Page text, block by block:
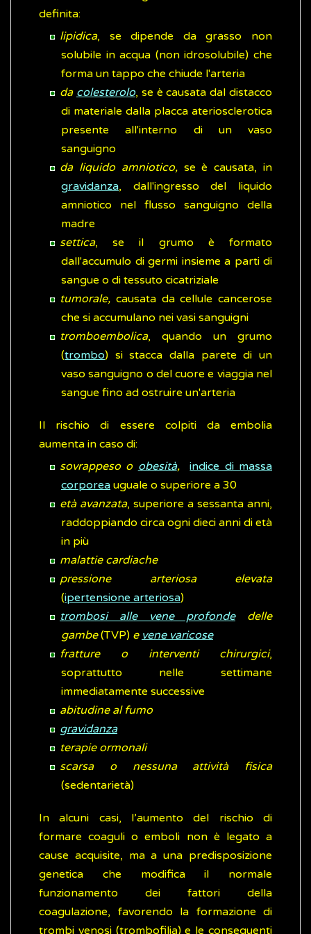
definita:
lipidica, se dipende da grasso non
solubile in acqua (non idrosolubile) che
forma un tappo che chiude l'arteria
da colesterolo, se è causata dal distacco
di materiale dalla placca ateriosclerotica
presente all'interno di un vaso
sanguigno
da liquido amniotico, se è causata, in
gravidanza, dall'ingresso del liquido
amniotico nel flusso sanguigno della
madre
settica, se il grumo è formato
dall'accumulo di germi insieme a parti di
sangue o di tessuto cicatriziale
tumorale, causata da cellule cancerose
che si accumulano nei vasi sanguigni
tromboembolica, quando un grumo
(trombo) si stacca dalla parete di un
vaso sanguigno o del cuore e viaggia nel
sangue fino ad ostruire un'arteria
Il rischio di essere colpiti da embolia
aumenta in caso di:
sovrappeso o obesità,
indice di massa
corporea uguale o superiore a 30
età avanzata, superiore a sessanta anni,
raddoppiando circa ogni dieci anni di età
in più
malattie cardiache
pressione arteriosa elevata
(ipertensione arteriosa)
trombosi alle vene profondedelle
gambe(TVP) e vene varicose
fratture o interventi chirurgici,
soprattutto nelle settimane
immediatamente successive
abitudine al fumo
gravidanza
terapie ormonali
scarsa o nessuna attività fisica
(sedentarietà)
In alcuni casi, l’aumento del rischio di
formare coaguli o emboli non è legato a
cause acquisite, ma a una predisposizione
genetica che modifica il normale
funzionamento dei fattori della
coagulazione, favorendo la formazione di
trombi venosi (trombofilia) e le conseguenti